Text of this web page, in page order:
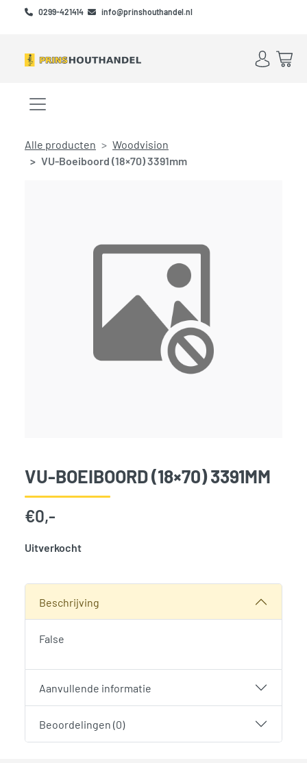
Skip to main content
Skip to footer
0299-421414 info@prinshouthandel.nl
Account
Menu openen/sluiten
Alle producten
Woodvision
VU-Boeiboord (18×70) 3391mm
VU-BOEIBOORD (18×70) 3391MM
€0,-
Uitverkocht
Beschrijving
False
Aanvullende informatie
Beoordelingen (0)